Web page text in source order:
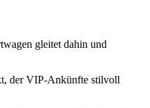
gleitet dahin und
der VIP-Ankünfte stilvoll